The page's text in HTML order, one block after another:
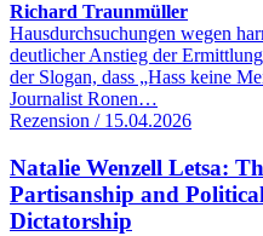
Richard Traunmüller
Hausdurchsuchungen wegen
deutlicher Anstieg der
der Slogan, dass „Hass keine
Journalist Ronen…
Rezension / 15.04.2026
Natalie Wenzell Letsa:
Partisanship and
Dictatorship